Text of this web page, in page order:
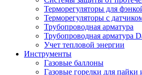
Терморегуляторы для
Терморегуляторы с
Трубопроводная арматура
Трубопроводная арматура
Учет тепловой энергии
Инструменты
Газовые баллоны
Газовые горелки для пайки